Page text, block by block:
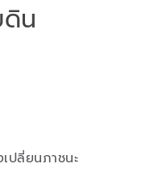
น
ปลี่ยนภาชนะ